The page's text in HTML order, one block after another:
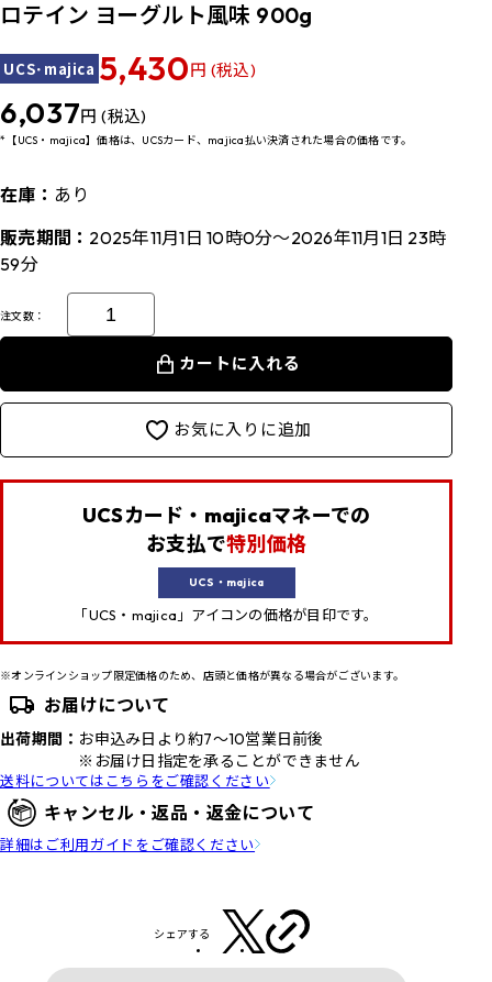
ロテイン ヨーグルト風味 900g
UCS･majica 5,430円 (税込)
6,037円 (税込)
*【UCS・majica】価格は、UCSカード、majica払い決済された場合の価格です。
在庫： あり
販売期間： 2025年11月1日 10時0分～2026年11月1日 23時
59分
注文数：
カートに入れる
お気に入りに追加
UCSカード・majicaマネーでの
お支払で特別価格
UCS・majica
「UCS・majica」アイコンの価格が目印です。
※オンラインショップ限定価格のため、店頭と価格が異なる場合がございます。
お届けについて
出荷期間： お申込み日より約7～10営業日前後
※お届け日指定を承ることができません
送料についてはこちらをご確認ください
キャンセル・返品・返金について
詳細はご利用ガイドをご確認ください
シェアする